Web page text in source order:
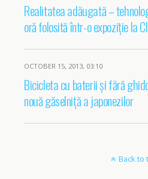
Realitatea adăugată –
oră folosită într-o expoziție la
OCTOBER 15, 2013, 03:10
Bicicleta cu baterii și fără
nouă găselniță a japonezilor
Back to